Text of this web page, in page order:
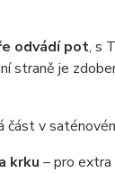
odvádí pot, s
straně je
část v
krku – pro extra